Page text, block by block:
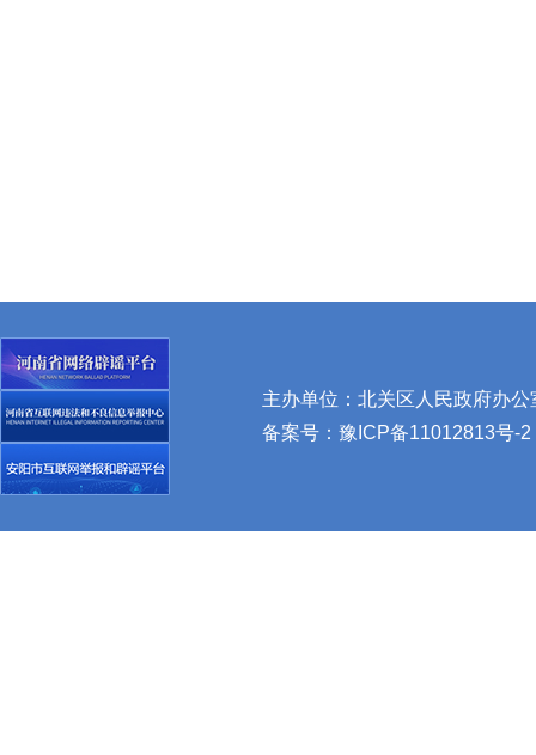
主办单位：北关区人民政府办
备案号： 豫ICP备11012813号-2